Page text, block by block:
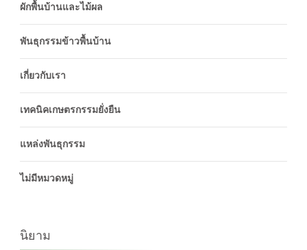
ผักพื้นบ้านและไม้ผล
พันธุกรรมข้าวพื้นบ้าน
เกี่ยวกับเรา
เทคนิคเกษตรกรรมยั่งยืน
แหล่งพันธุกรรม
ไม่มีหมวดหมู่
นิยาม